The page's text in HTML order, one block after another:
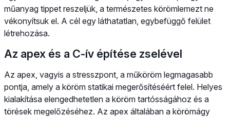
műanyag tippet reszeljük, a természetes körömlemezt ne
vékonyítsuk el. A cél egy láthatatlan, egybefüggő felület
létrehozása.
Az apex és a C-ív építése zselével
Az apex, vagyis a stresszpont, a műköröm legmagasabb
pontja, amely a köröm statikai megerősítéséért felel. Helyes
kialakítása elengedhetetlen a köröm tartósságához és a
törések megelőzéséhez. Az apex általában a körömágy